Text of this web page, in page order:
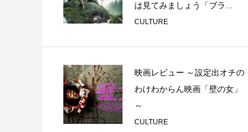
は見てみましょう「ブラ...
CULTURE
映画レビュー ～設定出オチの
わけわからん映画「壁の女」
～
CULTURE